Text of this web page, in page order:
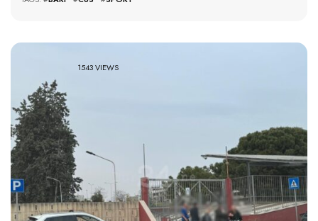
1543 VIEWS